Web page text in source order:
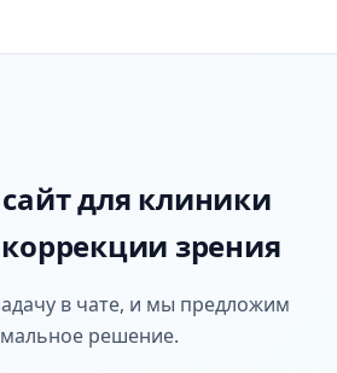
для клиники
зрения
в чате, и мы предложим
решение.